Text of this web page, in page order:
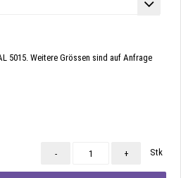
5015. Weitere Grössen sind auf Anfrage
- + Stk